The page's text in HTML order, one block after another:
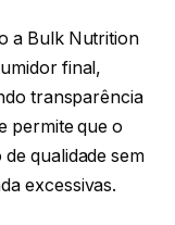
a Bulk Nutrition
final,
transparência
permite que o
qualidade sem
excessivas.